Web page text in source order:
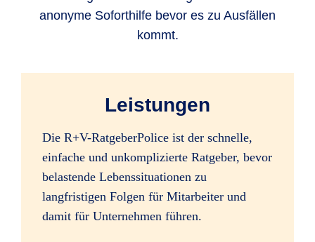
anonyme Soforthilfe bevor es zu Ausfällen
kommt.
Leistungen
Die R+V-RatgeberPolice ist der schnelle,
einfache und unkomplizierte Ratgeber, bevor
belastende Lebenssituationen zu
langfristigen Folgen für Mitarbeiter und
damit für Unternehmen führen.